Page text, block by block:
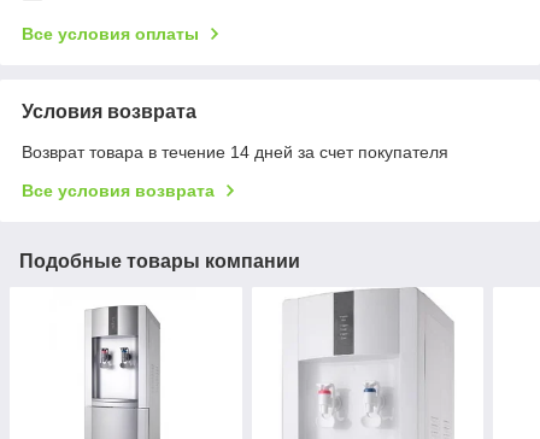
Все условия оплаты
Условия возврата
Возврат товара в течение 14 дней за счет покупателя
Все условия возврата
Подобные товары компании